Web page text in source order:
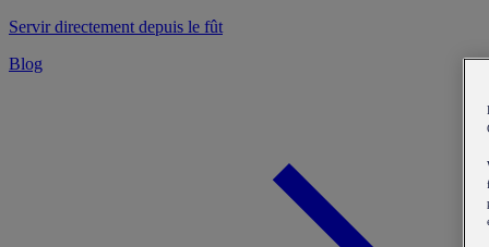
Servir directement depuis le fût
Blog